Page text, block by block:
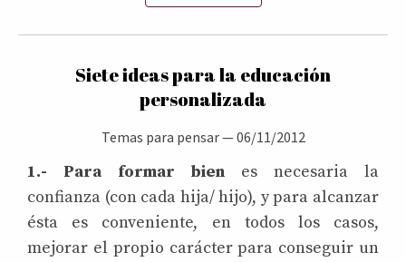
Siete ideas para la educación
personalizada
Temas para pensar—06/11/2012
1.- Para formar bien es necesaria la
confianza (con cada hija/ hijo), y para alcanzar
ésta es conveniente, en todos los casos,
mejorar el propio carácter para conseguir un